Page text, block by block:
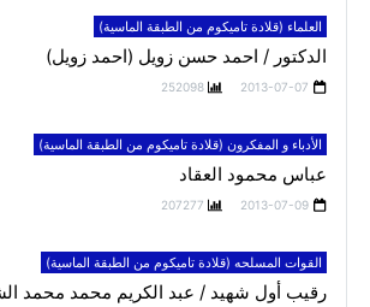
العلماء (قلادة تاميكوم من الطبقة الماسية)
الدكتور / احمد حسن زويل (احمد زويل)
2013-07-07
252098
الأدباء و المفكرون (قلادة تاميكوم من الطبقة الماسية)
عباس محمود العقاد
2013-07-09
207277
القوات المسلحه (قلادة تاميكوم من الطبقة الماسية)
رقيب أول شهيد / عبد الكريم محمد محمد